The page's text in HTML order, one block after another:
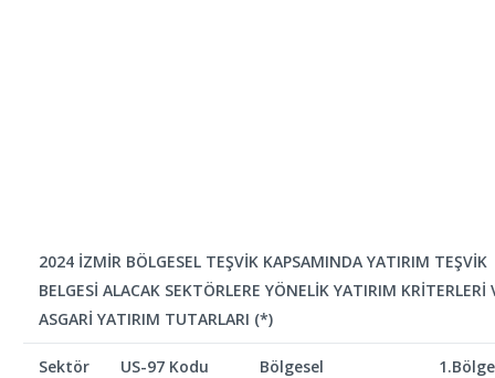
2024 İZMİR BÖLGESEL TEŞVİK KAPSAMINDA YATIRIM TEŞVİK
BELGESİ ALACAK SEKTÖRLERE YÖNELİK YATIRIM KRİTERLERİ
ASGARİ YATIRIM TUTARLARI (*)
Sektör
US-97 Kodu
Bölgesel
1.Bölge